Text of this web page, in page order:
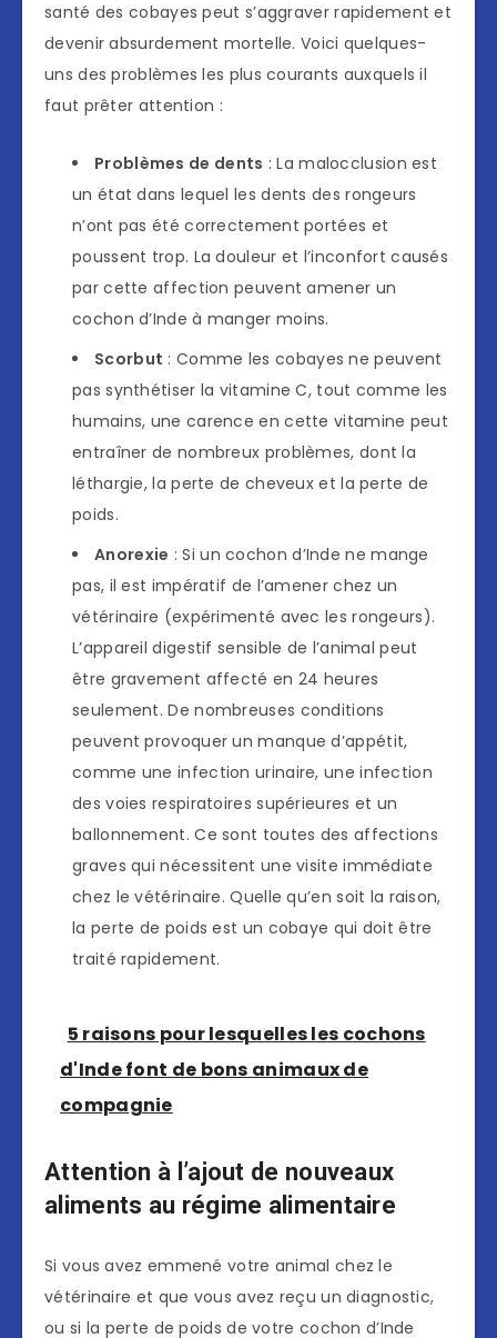
santé des cobayes peut s’aggraver rapidement et
devenir absurdement mortelle. Voici quelques-
uns des problèmes les plus courants auxquels il
faut prêter attention :
Problèmes de dents : La malocclusion est
un état dans lequel les dents des rongeurs
n’ont pas été correctement portées et
poussent trop. La douleur et l’inconfort causés
par cette affection peuvent amener un
cochon d’Inde à manger moins.
Scorbut : Comme les cobayes ne peuvent
pas synthétiser la vitamine C, tout comme les
humains, une carence en cette vitamine peut
entraîner de nombreux problèmes, dont la
léthargie, la perte de cheveux et la perte de
poids.
Anorexie : Si un cochon d’Inde ne mange
pas, il est impératif de l’amener chez un
vétérinaire (expérimenté avec les rongeurs).
L’appareil digestif sensible de l’animal peut
être gravement affecté en 24 heures
seulement. De nombreuses conditions
peuvent provoquer un manque d’appétit,
comme une infection urinaire, une infection
des voies respiratoires supérieures et un
ballonnement. Ce sont toutes des affections
graves qui nécessitent une visite immédiate
chez le vétérinaire. Quelle qu’en soit la raison,
la perte de poids est un cobaye qui doit être
traité rapidement.
5 raisons pour lesquelles les cochons
d'Inde font de bons animaux de
compagnie
Attention à l’ajout de nouveaux
aliments au régime alimentaire
Si vous avez emmené votre animal chez le
vétérinaire et que vous avez reçu un diagnostic,
ou si la perte de poids de votre cochon d’Inde